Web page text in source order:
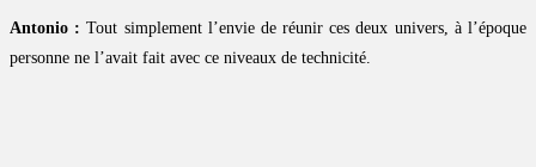
Antonio : Tout simplement l’envie de réunir ces deux univers, à l’époque
personne ne l’avait fait avec ce niveaux de technicité.